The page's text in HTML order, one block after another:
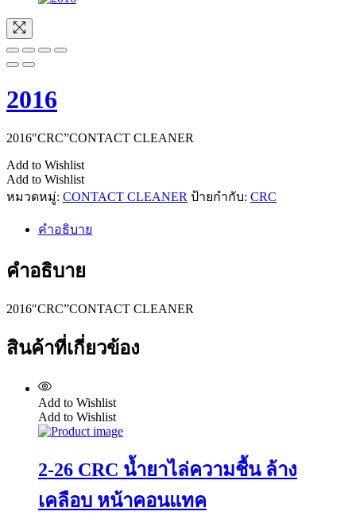
2016
2016″CRC”CONTACT CLEANER
Add to Wishlist
Add to Wishlist
หมวดหมู่: CONTACT CLEANER ป้ายกำกับ: CRC
คำอธิบาย
คำอธิบาย
2016″CRC”CONTACT CLEANER
สินค้าที่เกี่ยวข้อง
Add to Wishlist
Add to Wishlist
2-26 CRC น้ำยาไล่ความชื้น ล้าง
เคลือบ หน้าคอนแทค